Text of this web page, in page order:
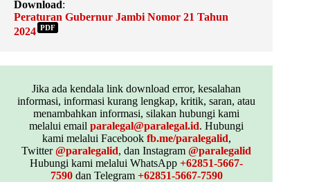
Download:
Peraturan Gubernur Jambi Nomor 21 Tahun
2024 PDF
Jika ada kendala link download error, kesalahan
informasi, informasi kurang lengkap, kritik, saran, atau
menambahkan informasi, silakan hubungi kami
melalui emailparalegal@paralegal.id. Hubungi
kami melalui Facebook fb.me/paralegalid,
Twitter@paralegalid, dan Instagram@paralegalid
Hubungi kami melalui WhatsApp+62851-5667-
7590dan Telegram +62851-5667-7590